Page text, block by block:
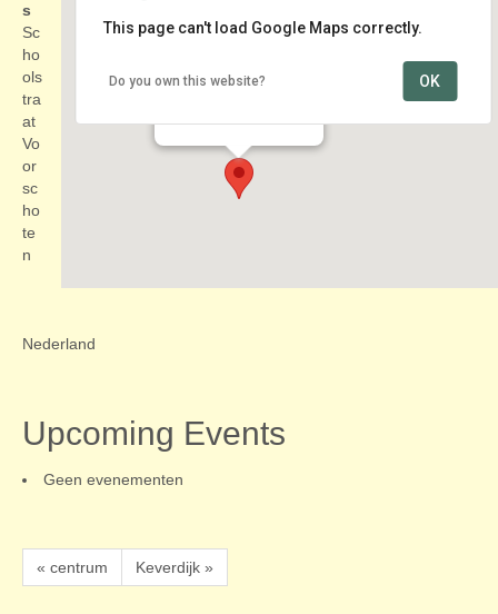
centrum
This page can't load Google Maps correctly.
Do you own this website? OK
s
Sc
ho
ols
tra
at
Vo
or
sc
ho
te
n
Nederland
Upcoming Events
Geen evenementen
« centrum Keverdijk »